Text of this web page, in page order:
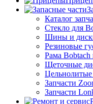
Каталог
Стекло для
Шины и
Резиновые
Рама
Щеточные
Цельнолитые
Запчасти
Запчасти